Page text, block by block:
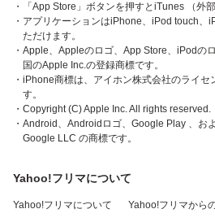
・「App Store」ボタンを押すとiTunes （外
・アプリケーションはiPhone、iPod touch
ただけます。
・Apple、Appleのロゴ、App Store、iPodの
国のApple Inc.の登録商標です。
・iPhone商標は、アイホン株式会社のライセ
す。
・Copyright (C) Apple Inc. All rights reserved.
・Android、Androidロゴ、Google Play 、お
Google LLC の商標です。
Yahoo!フリマについて
Yahoo!フリマについて Yahoo!フリマから